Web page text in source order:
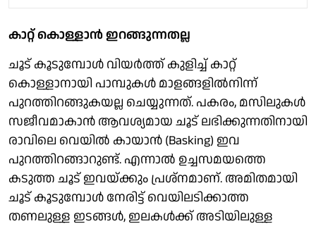
കാറ്റ് കൊള്ളാൻ ഇറങ്ങുന്നതല്ല
ചൂട് കൂടുമ്പോൾ വിയർത്ത് കുളിച്ച് കാറ്റ്
കൊള്ളാനായി പാമ്പുകൾ മാളങ്ങളിൽനിന്ന്
പുറത്തിറങ്ങുകയല്ല ചെയ്യുന്നത്. പകരം, മസിലുകൾ
സജീവമാകാൻ ആവശ്യമായ ചൂട് ലഭിക്കുന്നതിനായി
രാവിലെ വെയിൽ കായാൻ (Basking) ഇവ
പുറത്തിറങ്ങാറുണ്ട്. എന്നാൽ ഉച്ചസമയത്തെ
കടുത്ത ചൂട് ഇവയ്ക്കും പ്രശ്നമാണ്. അമിതമായി
ചൂട് കൂടുമ്പോൾ നേരിട്ട് വെയിലടിക്കാത്ത
തണലുള്ള ഇടങ്ങൾ, ഇലകൾക്ക് അടിയിലുള്ള